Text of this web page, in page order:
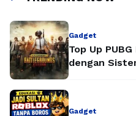
Gadget
Top Up
dengan
Gadget